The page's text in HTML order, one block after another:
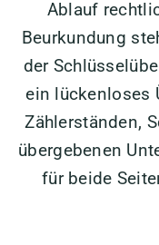
Ablauf
Beurkundung
der
ein lückenloses
Zählerständen,
übergebenen
für beide